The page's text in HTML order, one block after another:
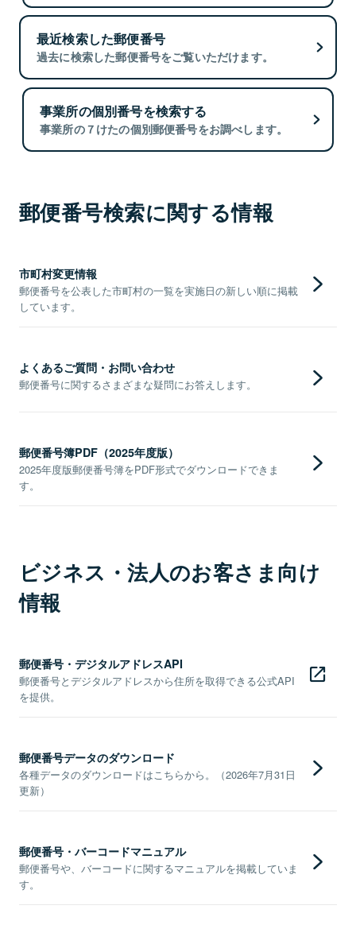
最近検索した郵便番号
過去に検索した郵便番号をご覧いただけます。
事業所の個別番号を検索する
事業所の７けたの個別郵便番号をお調べします。
郵便番号検索に関する情報
市町村変更情報
郵便番号を公表した市町村の一覧を実施日の新しい順に掲載
しています。
よくあるご質問・お問い合わせ
郵便番号に関するさまざまな疑問にお答えします。
郵便番号簿PDF（2025年度版）
2025年度版郵便番号簿をPDF形式でダウンロードできま
す。
ビジネス・法人のお客さま向け
情報
郵便番号・デジタルアドレスAPI
郵便番号とデジタルアドレスから住所を取得できる公式API
を提供。
郵便番号データのダウンロード
各種データのダウンロードはこちらから。（2026年7月31日
更新）
郵便番号・バーコードマニュアル
郵便番号や、バーコードに関するマニュアルを掲載していま
す。